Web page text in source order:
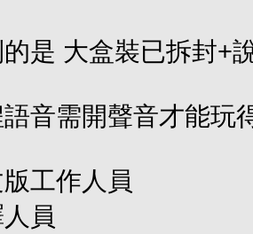
的是 大盒裝已拆封+
音需開聲音才能玩
工作人員
員